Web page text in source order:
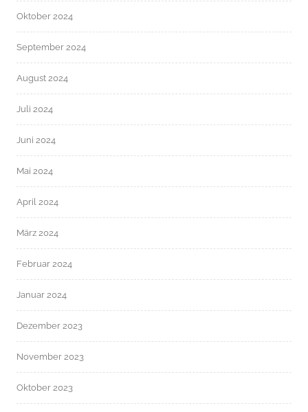
Oktober 2024
September 2024
August 2024
Juli 2024
Juni 2024
Mai 2024
April 2024
März 2024
Februar 2024
Januar 2024
Dezember 2023
November 2023
Oktober 2023